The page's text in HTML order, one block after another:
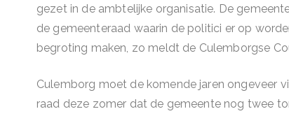
gezet in de ambtelijke organisatie. De
de gemeenteraad waarin de politici er op
begroting maken, zo meldt de Culemborgse
Culemborg moet de komende jaren ongeveer
raad deze zomer dat de gemeente nog twee